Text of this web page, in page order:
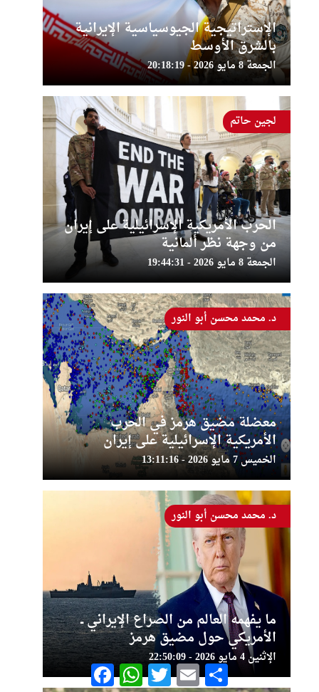
الإستراتيجية الجيوسياسية الإيرانية
بالشرق الأوسط
الجمعة 8 مايو 2026 - 20:18:19
الحرب الأمريكية الإسرائيلية على إيران
من وجهة نظر ألمانية
الجمعة 8 مايو 2026 - 19:44:31
لجين حاتم
معضلة مضيق هرمز في الحرب
الأمريكية الإسرائيلية على إيران
الخميس 7 مايو 2026 - 13:11:16
د. محمد محسن أبو النور
ما يفهمه العالم من الصراع الإيراني ــ
الأمريكي حول مضيق هرمز
الإثنين 4 مايو 2026 - 22:50:09
د. محمد محسن أبو النور
FacebookWhatsAppTwitter Email Share